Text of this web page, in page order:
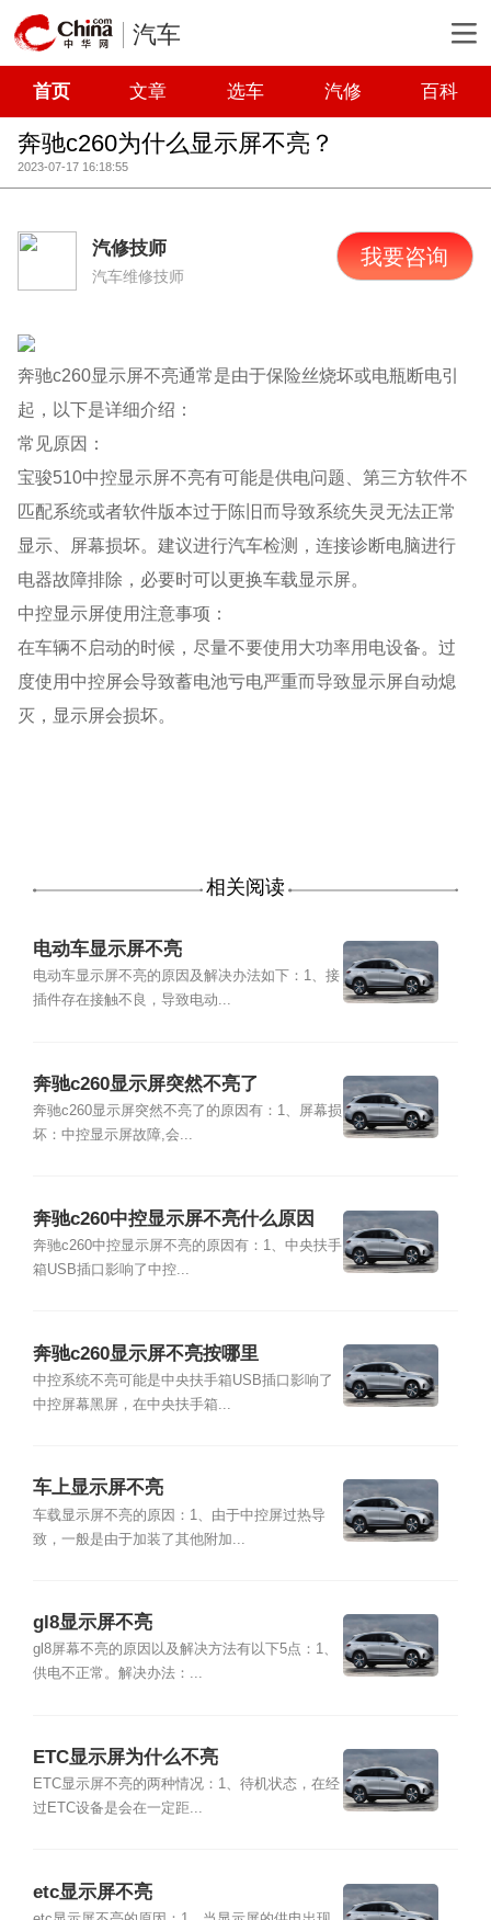
汽车
首页 文章 选车 汽修 百科
奔驰c260为什么显示屏不亮？
2023-07-17 16:18:55
汽修技师
汽车维修技师
我要咨询
奔驰c260显示屏不亮通常是由于保险丝烧坏或电瓶断电引
起，以下是详细介绍：
常见原因：
宝骏510中控显示屏不亮有可能是供电问题、第三方软件不
匹配系统或者软件版本过于陈旧而导致系统失灵无法正常
显示、屏幕损坏。建议进行汽车检测，连接诊断电脑进行
电器故障排除，必要时可以更换车载显示屏。
中控显示屏使用注意事项：
在车辆不启动的时候，尽量不要使用大功率用电设备。过
度使用中控屏会导致蓄电池亏电严重而导致显示屏自动熄
灭，显示屏会损坏。
相关阅读
电动车显示屏不亮
电动车显示屏不亮的原因及解决办法如下：1、接
插件存在接触不良，导致电动...
奔驰c260显示屏突然不亮了
奔驰c260显示屏突然不亮了的原因有：1、屏幕损
坏：中控显示屏故障,会...
奔驰c260中控显示屏不亮什么原因
奔驰c260中控显示屏不亮的原因有：1、中央扶手
箱USB插口影响了中控...
奔驰c260显示屏不亮按哪里
中控系统不亮可能是中央扶手箱USB插口影响了
中控屏幕黑屏，在中央扶手箱...
车上显示屏不亮
车载显示屏不亮的原因：1、由于中控屏过热导
致，一般是由于加装了其他附加...
gl8显示屏不亮
gl8屏幕不亮的原因以及解决方法有以下5点：1、
供电不正常。解决办法：...
ETC显示屏为什么不亮
ETC显示屏不亮的两种情况：1、待机状态，在经
过ETC设备是会在一定距...
etc显示屏不亮